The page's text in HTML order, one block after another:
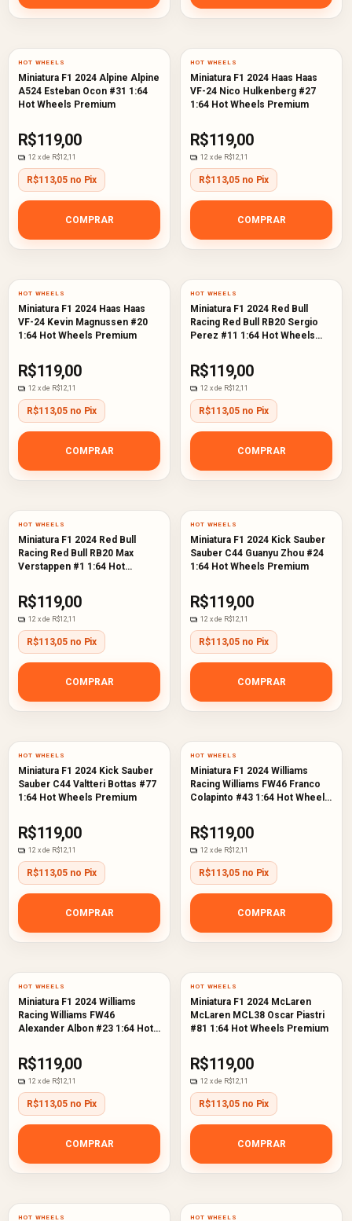
HOT WHEELS
Miniatura F1 2024 Alpine Alpine
A524 Esteban Ocon #31 1:64
Hot Wheels Premium
R$119,00
12 x de R$12,11
R$113,05 no Pix
COMPRAR
HOT WHEELS
Miniatura F1 2024 Haas Haas
VF-24 Nico Hulkenberg #27
1:64 Hot Wheels Premium
R$119,00
12 x de R$12,11
R$113,05 no Pix
COMPRAR
HOT WHEELS
Miniatura F1 2024 Haas Haas
VF-24 Kevin Magnussen #20
1:64 Hot Wheels Premium
R$119,00
12 x de R$12,11
R$113,05 no Pix
COMPRAR
HOT WHEELS
Miniatura F1 2024 Red Bull
Racing Red Bull RB20 Sergio
Perez #11 1:64 Hot Wheels
R$119,00
12 x de R$12,11
R$113,05 no Pix
COMPRAR
HOT WHEELS
Miniatura F1 2024 Red Bull
Racing Red Bull RB20 Max
Verstappen #1 1:64 Hot
R$119,00
12 x de R$12,11
R$113,05 no Pix
COMPRAR
HOT WHEELS
Miniatura F1 2024 Kick Sauber
Sauber C44 Guanyu Zhou #24
1:64 Hot Wheels Premium
R$119,00
12 x de R$12,11
R$113,05 no Pix
COMPRAR
HOT WHEELS
Miniatura F1 2024 Kick Sauber
Sauber C44 Valtteri Bottas #77
1:64 Hot Wheels Premium
R$119,00
12 x de R$12,11
R$113,05 no Pix
COMPRAR
HOT WHEELS
Miniatura F1 2024 Williams
Racing Williams FW46 Franco
Colapinto #43 1:64 Hot Wheels
R$119,00
12 x de R$12,11
R$113,05 no Pix
COMPRAR
HOT WHEELS
Miniatura F1 2024 Williams
Racing Williams FW46
Alexander Albon #23 1:64 Hot
R$119,00
12 x de R$12,11
R$113,05 no Pix
COMPRAR
HOT WHEELS
Miniatura F1 2024 McLaren
McLaren MCL38 Oscar Piastri
#81 1:64 Hot Wheels Premium
R$119,00
12 x de R$12,11
R$113,05 no Pix
COMPRAR
HOT WHEELS HOT WHEELS